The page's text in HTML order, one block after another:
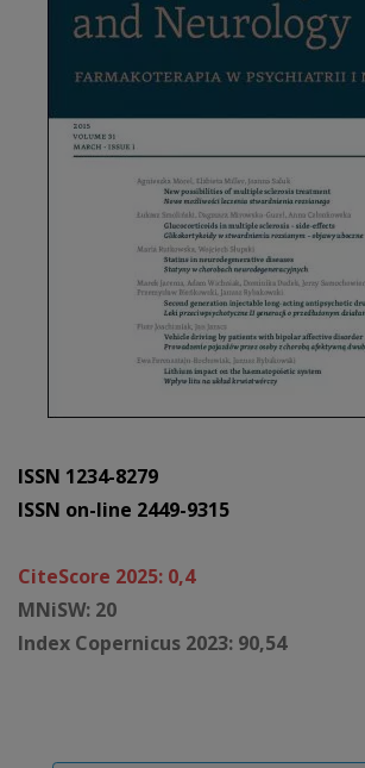
ISSN 1234-8279
ISSN on-line 2449-9315
CiteScore 2025: 0,4
MNiSW: 20
Index Copernicus 2023: 90,54